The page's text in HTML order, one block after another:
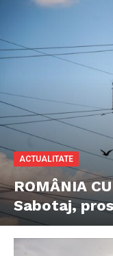
ACTUALITATE
ROMÂNIA
Sabotaj,